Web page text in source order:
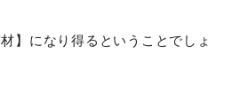
】になり得るということでしょ